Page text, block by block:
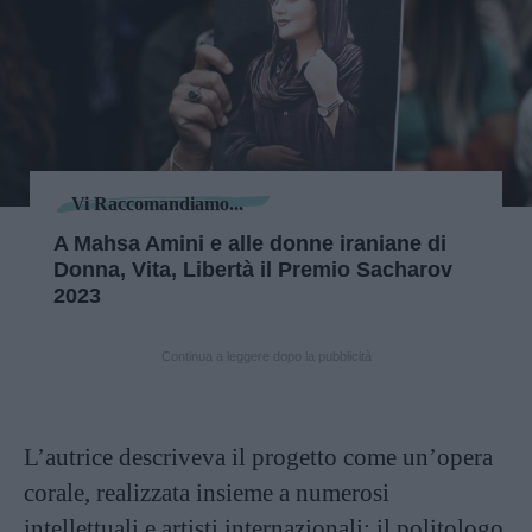
Vi Raccomandiamo...
A Mahsa Amini e alle donne iraniane di
Donna, Vita, Libertà il Premio Sacharov
2023
L’autrice descriveva il progetto come un’opera
corale, realizzata insieme a numerosi